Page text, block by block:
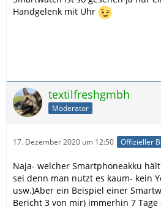
Handgelenk mit Uhr
textilfreshgmbh
Moderator
17. Dezember 2020 um 12:50 Offizieller
Naja- welcher Smartphoneakku
sei denn man nutzt es kaum- kein
usw.)Aber ein Beispiel einer
Bericht 3 von mir) immerhin 7